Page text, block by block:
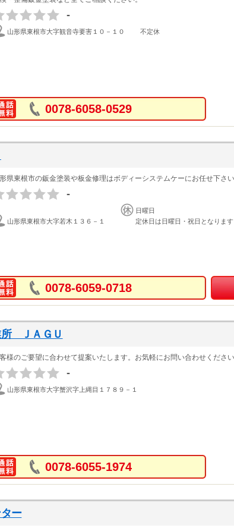
-
山形県東根市大字観音寺要害１０－１０ 不定休
0078-6058-0529
県東根市の鈑金塗装や板金修理はボディーシステムケーにお任せ下さい
-
山形県東根市大字若木１３６－１
日曜日
定休日は日曜日・祝日となります
0078-6059-0718
所 ＪＡＧＵ
様のご要望に合わせて提案いたします。お気軽にお問い合わせください
-
山形県東根市大字蟹沢字上縄目１７８９－１
0078-6055-1974
ー